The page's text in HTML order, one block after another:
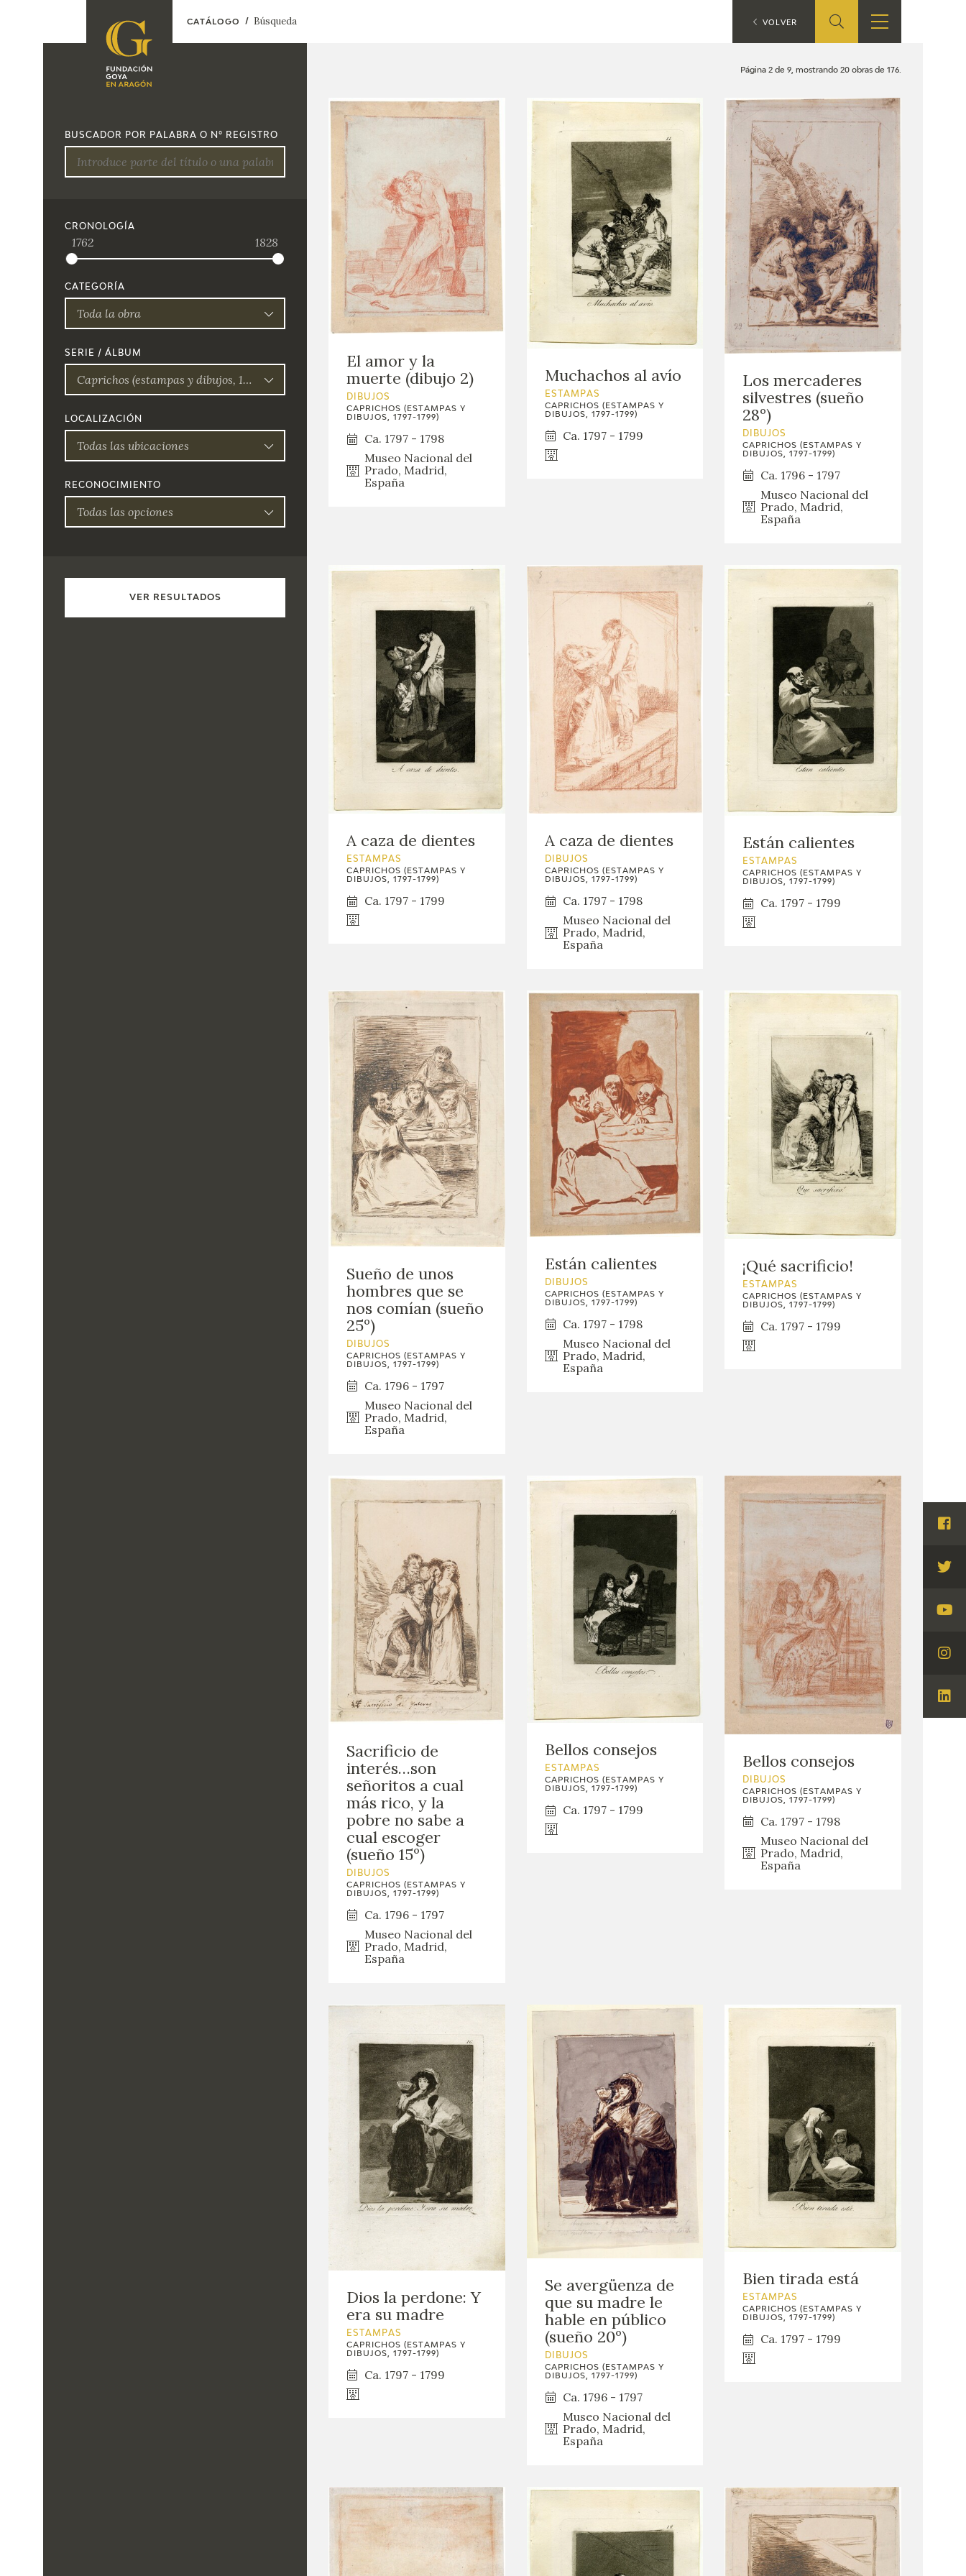
EN
FUNDACIÓN
CENTRO DE
CONTACTO
SALA DE
PRENSA
BIOGRAFÍA
CRONOLOGÍA
CATÁLOGO
GOYA EN EL MUNDO
GOYA EN ARAGÓN
PREMIO ARAGÓN
PUBLICACIONES TIENDA ONLINE
EDUCA
CEDEA
RECURSOS
EDUCATIVOS
FICHAS ARASAAC
BUSCADOR POR PALABRA O Nº REGISTRO
CRONOLOGÍA
1762 1828
CATEGORÍA
Toda la obra
SERIE / ÁLBUM
Caprichos (estampas y dibujos, 1797-1799)
LOCALIZACIÓN
Todas las ubicaciones
RECONOCIMIENTO
Todas las opciones
Página 2 de 9, mostrando 20 obras de 176.
El amor y la
muerte (dibujo 2)
DIBUJOS
CAPRICHOS (ESTAMPAS Y
DIBUJOS, 1797-1799)
Ca. 1797 - 1798
Museo Nacional del
Prado, Madrid,
España
Muchachos al avío
ESTAMPAS
CAPRICHOS (ESTAMPAS Y
DIBUJOS, 1797-1799)
Ca. 1797 - 1799
Los mercaderes
silvestres (sueño
28º)
DIBUJOS
CAPRICHOS (ESTAMPAS Y
DIBUJOS, 1797-1799)
Ca. 1796 - 1797
Museo Nacional del
Prado, Madrid,
España
A caza de dientes
ESTAMPAS
CAPRICHOS (ESTAMPAS Y
DIBUJOS, 1797-1799)
Ca. 1797 - 1799
A caza de dientes
DIBUJOS
CAPRICHOS (ESTAMPAS Y
DIBUJOS, 1797-1799)
Ca. 1797 - 1798
Museo Nacional del
Prado, Madrid,
España
Están calientes
ESTAMPAS
CAPRICHOS (ESTAMPAS Y
DIBUJOS, 1797-1799)
Ca. 1797 - 1799
Sueño de unos
hombres que se
nos comían (sueño
25º)
DIBUJOS
CAPRICHOS (ESTAMPAS Y
DIBUJOS, 1797-1799)
Ca. 1796 - 1797
Museo Nacional del
Prado, Madrid,
España
Están calientes
DIBUJOS
CAPRICHOS (ESTAMPAS Y
DIBUJOS, 1797-1799)
Ca. 1797 - 1798
Museo Nacional del
Prado, Madrid,
España
¡Qué sacrificio!
ESTAMPAS
CAPRICHOS (ESTAMPAS Y
DIBUJOS, 1797-1799)
Ca. 1797 - 1799
Sacrificio de
interés…son
señoritos a cual
más rico, y la
pobre no sabe a
cual escoger
(sueño 15º)
DIBUJOS
CAPRICHOS (ESTAMPAS Y
DIBUJOS, 1797-1799)
Ca. 1796 - 1797
Museo Nacional del
Prado, Madrid,
España
Bellos consejos
ESTAMPAS
CAPRICHOS (ESTAMPAS Y
DIBUJOS, 1797-1799)
Ca. 1797 - 1799
Bellos consejos
DIBUJOS
CAPRICHOS (ESTAMPAS Y
DIBUJOS, 1797-1799)
Ca. 1797 - 1798
Museo Nacional del
Prado, Madrid,
España
Dios la perdone: Y
era su madre
ESTAMPAS
CAPRICHOS (ESTAMPAS Y
DIBUJOS, 1797-1799)
Ca. 1797 - 1799
Se avergüenza de
que su madre le
hable en público
(sueño 20º)
DIBUJOS
CAPRICHOS (ESTAMPAS Y
DIBUJOS, 1797-1799)
Ca. 1796 - 1797
Museo Nacional del
Prado, Madrid,
España
Bien tirada está
ESTAMPAS
CAPRICHOS (ESTAMPAS Y
DIBUJOS, 1797-1799)
Ca. 1797 - 1799
CATÁLOGO Búsqueda VOLVER